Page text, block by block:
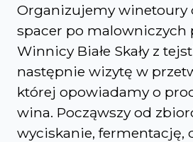
Organizujemy winetoury
spacer po malowniczych
Winnicy Białe Skały z
następnie wizytę w
której opowiadamy o
wina. Począwszy od
wyciskanie, fermentację,